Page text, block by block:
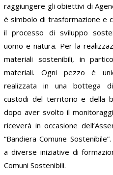
raggiungere gli obiettivi di
è simbolo di trasformazione e
il processo di sviluppo
uomo e natura. Per la
materiali sostenibili, in
materiali. Ogni pezzo è
realizzata in una bottega
custodi del territorio e della
dopo aver svolto il
riceverà in occasione
“Bandiera Comune
a diverse iniziative di
Comuni Sostenibili.